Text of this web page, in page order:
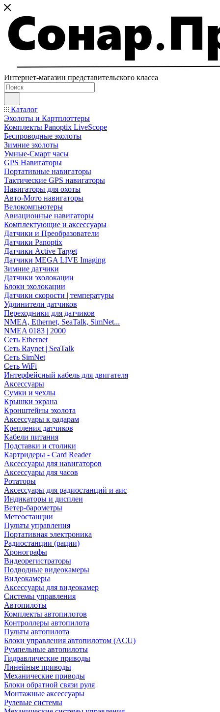
Интернет-магазин представительского класса
Каталог
Эхолоты и Картплоттеры
Комплекты Panoptix LiveScope
Беспроводные эхолоты
Зимние эхолоты
Умные-Смарт часы
GPS Навигаторы
Портативные навигаторы
Тактические GPS навигаторы
Навигаторы для охоты
Авто-Мото навигаторы
Велокомпьютеры
Авиационные навигаторы
Комплектующие и аксессуары
Датчики и Преобразователи
Датчики Panoptix
Датчики Active Target
Датчики MEGA LIVE Imaging
Зимние датчики
Датчики эхолокации
Блоки эхолокации
Датчики скорости | температуры
Удлинители датчиков
Переходники для датчиков
NMEA, Ethernet, SeaTalk, SimNet...
NMEA 0183 | 2000
Сеть Ethernet
Сеть Raynet | SeaTalk
Сеть SimNet
Сеть WiFi
Интерфейсный кабель для двигателя
Аксессуары
Сумки и чехлы
Крышки экрана
Кронштейны эхолота
Аксессуары к радарам
Крепления датчиков
Кабели питания
Подставки и столики
Картридеры - Card Reader
Аксессуары для навигаторов
Аксессуары для часов
Ротаторы
Аксессуары для радиостанций и аис
Индикаторы и дисплеи
Ветер-барометры
Метеостанции
Пульты управления
Портативная электроника
Радиостанции (рации)
Хронографы
Видеорегистраторы
Подводные видеокамеры
Видеокамеры
Аксессуары для видеокамер
Системы управления
Автопилоты
Комплекты автопилотов
Контроллеры автопилота
Пульты автопилота
Блоки управления автопилотом (ACU)
Румпельные автопилоты
Гидравлические приводы
Линейные приводы
Механические приводы
Блоки обратной связи руля
Монтажные аксессуары
Рулевые системы